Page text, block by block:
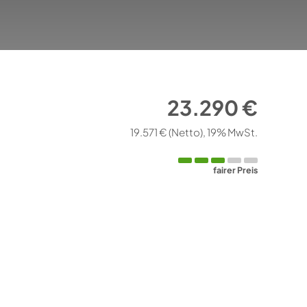
23.290 €
19.571 €(Netto) 19% MwSt.
fairer Preis